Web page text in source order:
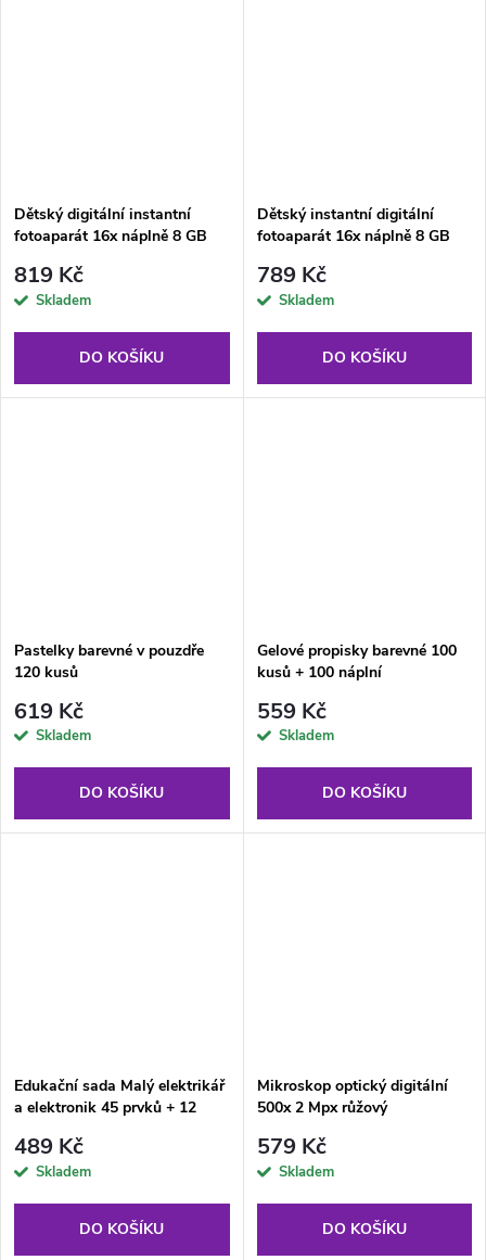
Dětský digitální instantní
fotoaparát 16x náplně 8 GB
819 Kč
Skladem
DO KOŠÍKU
Dětský instantní digitální
fotoaparát 16x náplně 8 GB
789 Kč
Skladem
DO KOŠÍKU
Pastelky barevné v pouzdře
120 kusů
619 Kč
Skladem
DO KOŠÍKU
Gelové propisky barevné 100
kusů + 100 náplní
559 Kč
Skladem
DO KOŠÍKU
Edukační sada Malý elektrikář
a elektronik 45 prvků + 12
489 Kč
Skladem
DO KOŠÍKU
Mikroskop optický digitální
500x 2 Mpx růžový
579 Kč
Skladem
DO KOŠÍKU